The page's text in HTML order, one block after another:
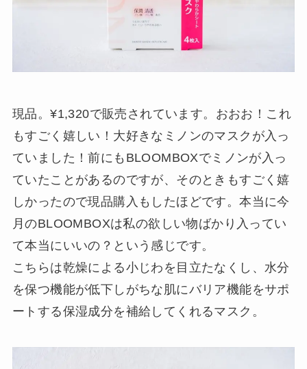
現品。¥1,320で販売されています。おおお！これ
もすごく嬉しい！大好きなミノンのマスクが入っ
ていました！前にもBLOOMBOXでミノンが入っ
ていたことがあるのですが、そのときもすごく嬉
しかったので現品購入もしたほどです。本当に今
月のBLOOMBOXは私の欲しい物ばかり入ってい
て本当にいいの？という感じです。
こちらは乾燥による小じわを目立たなくし、水分
を保つ機能が低下しがちな肌にバリア機能をサポ
ートする保湿成分を補給してくれるマスク。